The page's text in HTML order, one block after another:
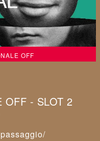
OFF
OFF - SLOT 2